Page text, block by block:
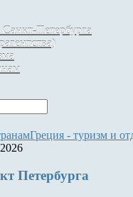
Петербурга
Греция - туризм и
Петербурга